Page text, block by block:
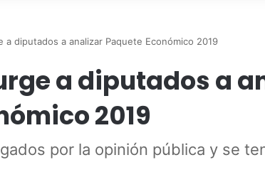
a diputados a analizar Paquete Económico 2019
a diputados a
2019
por la opinión pública y se